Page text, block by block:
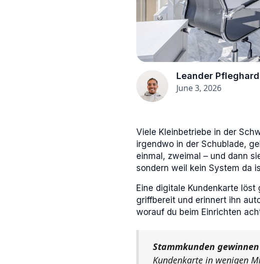
Leander
June 3, 2026
Viele Kleinbetriebe in der
irgendwo in der Schublade,
einmal, zweimal – und dann
sondern weil kein System da
Eine digitale Kundenkarte
griffbereit und erinnert ihn
worauf du beim Einrichten
Stammkunden
Kundenkarte in wenigen